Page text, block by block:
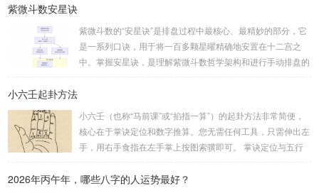
卦。如果数字是偶数位，则前后平分；如果是奇数位，则前部
分比后部分少一位。例如，数字 256：前一位 2 为上卦后两
位...
紫微斗数安星诀
紫微斗数的“安星诀”是排盘过程中最核心、最精妙的部分，它
是一系列口诀，用于将一百多颗星曜精确地安置在十二宫之
中。掌握安星诀，是理解紫微斗数哲学架构和进行手动排盘的
赖关系，可以清晰地通过下图展现：二、 核心安星诀详解1.
安紫微星诀（定帝星）这是所有安星的第一步，至关重要。口
诀：紫微天机星逆行，隔一阳武天同行，...
小六壬起卦方法
小六壬（也称“马前课”或“掐指一算”）的起卦方法非常简便，
核心在于掌诀定位和数字推算。您无需任何工具，只需伸出左
手，用右手食指在左手掌上按图索骥即可。 掌诀定位与五行
吉。留连：位于食指指尖，属水，玄武，主数2、7、8，凶。
2026年丙午年，哪些八字的人运势最好？